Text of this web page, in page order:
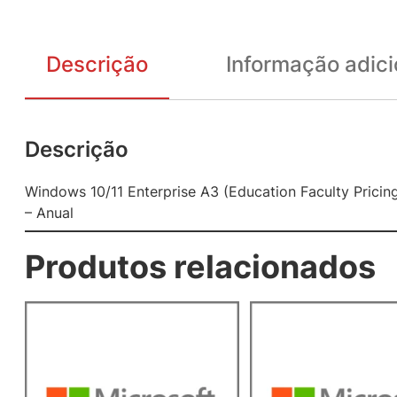
Descrição Informação
Descrição
Windows 10/11 Enterprise A3 (Education Faculty
– Anual
Produtos relacionados